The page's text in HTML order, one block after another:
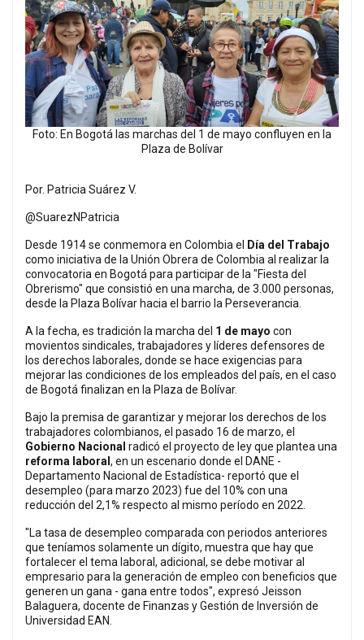
Foto: En Bogotá las marchas del 1 de mayo confluyen en la
Plaza de Bolívar
Por. Patricia Suárez V.
@SuarezNPatricia
Desde 1914 se conmemora en Colombia el
Día del Trabajo
como iniciativa de la Unión Obrera de Colombia al realizar la
convocatoria en Bogotá para participar de la "Fiesta del
Obrerismo" que consistió en una marcha, de 3.000 personas,
desde la Plaza Bolívar hacia el barrio la Perseverancia.
A la fecha, es tradición la marcha del 1 de mayo con
movientos sindicales, trabajadores y líderes defensores de
los derechos laborales, donde se hace exigencias para
mejorar las condiciones de los empleados del país, en el caso
de Bogotá finalizan en la Plaza de Bolívar.
Bajo la premisa de garantizar y mejorar los derechos de los
trabajadores colombianos, el pasado 16 de marzo, el
Gobierno Nacional radicó el proyecto de ley que plantea una
reforma laboral , en un escenario donde el DANE -
Departamento Nacional de Estadística- reportó que el
desempleo (para marzo 2023) fue del 10% con una
reducción del 2,1% respecto al mismo período en 2022.
"La tasa de desempleo comparada con periodos anteriores
que teníamos solamente un dígito, muestra que hay que
fortalecer el tema laboral, adicional, se debe motivar al
empresario para la generación de empleo con beneficios que
generen un gana - gana entre todos", expresó Jeisson
Balaguera, docente de Finanzas y Gestión de Inversión de
Universidad EAN.